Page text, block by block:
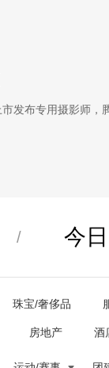
发布专用摄影师
/ 今
珠宝/奢侈品
房地产 酒